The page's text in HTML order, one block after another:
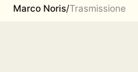
Marco Noris/Trasmissione